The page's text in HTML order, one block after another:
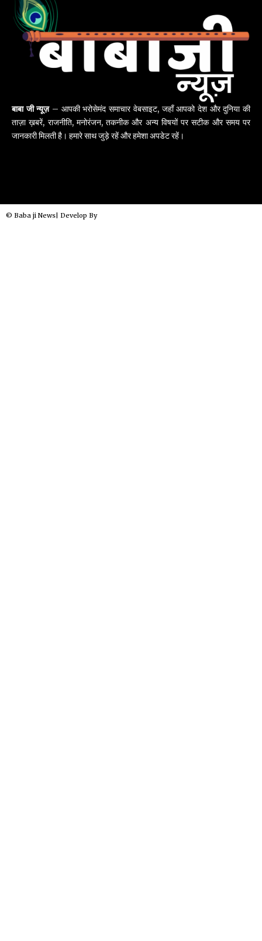
बाबा जी न्यूज़– आपकी भरोसेमंद समाचार वेबसाइट, जहाँ आपको देश और दुनिया की
ताज़ा ख़बरें, राजनीति, मनोरंजन, तकनीक और अन्य विषयों पर सटीक और समय पर
जानकारी मिलती है। हमारे साथ जुड़े रहें और हमेशा अपडेट रहें।
© Baba ji News| Develop By